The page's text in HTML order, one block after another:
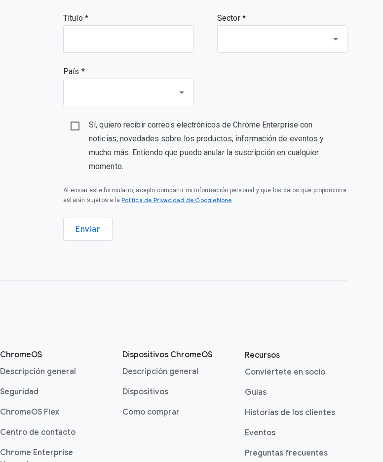
Título Sector *
País *
Sí, quiero recibir correos electrónicos de Chrome Enterprise con
noticias, novedades sobre los productos, información de eventos y
mucho más. Entiendo que puedo anular la suscripción en cualquier
momento.
Al enviar este formulario, acepto compartir mi información personal y que los datos que proporcione
estarán sujetos a la Política de Privacidad de GoogleNone.
Enviar
ChromeOS
Descripción general
Seguridad
ChromeOS Flex
Centro de contacto
Chrome Enterprise
Dispositivos ChromeOS
Descripción general
Dispositivos
Cómo comprar
Recursos
Conviértete en socio
Guías
Historias de los clientes
Eventos
Preguntas frecuentes